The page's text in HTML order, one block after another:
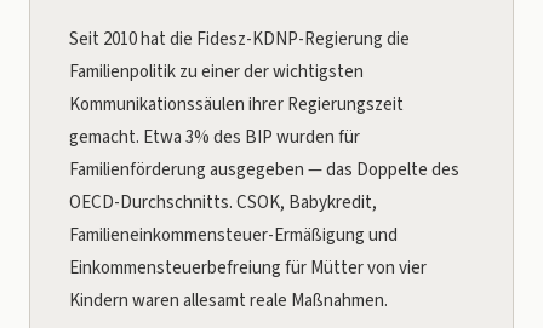
Seit 2010 hat die Fidesz-KDNP-Regierung die
Familienpolitik zu einer der wichtigsten
Kommunikationssäulen ihrer Regierungszeit
gemacht. Etwa 3% des BIP wurden für
Familienförderung ausgegeben — das Doppelte des
OECD-Durchschnitts. CSOK, Babykredit,
Familieneinkommensteuer-Ermäßigung und
Einkommensteuerbefreiung für Mütter von vier
Kindern waren allesamt reale Maßnahmen.